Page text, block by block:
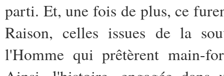
parti. Et, une fois de plus, ce
Raison, celles issues de la
l'Homme qui prêtèrent main-